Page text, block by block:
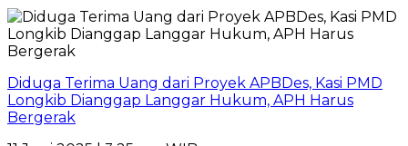
Diduga Terima Uang dari Proyek APBDes, Kasi PMD
Longkib Dianggap Langgar Hukum, APH Harus
Bergerak